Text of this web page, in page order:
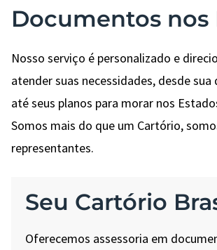
Documentos nos
Nosso serviço é personalizado e
atender suas necessidades, desde
até seus planos para morar nos
Somos mais do que um Cartório,
representantes.
Seu Cartório
Oferecemos assessoria em